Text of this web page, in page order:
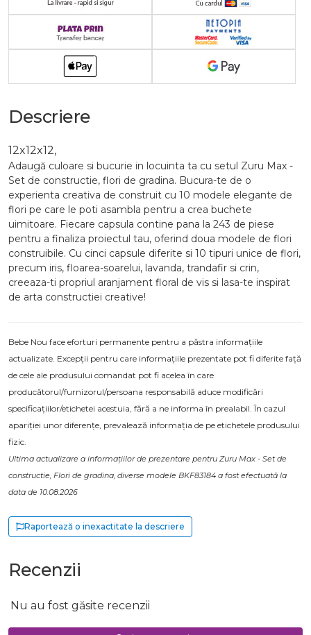
Descriere
12x12x12,
Adaugă culoare si bucurie in locuinta ta cu setul Zuru Max -
Set de constructie, flori de gradina. Bucura-te de o
experienta creativa de construit cu 10 modele elegante de
flori pe care le poti asambla pentru a crea buchete
uimitoare. Fiecare capsula contine pana la 243 de piese
pentru a finaliza proiectul tau, oferind doua modele de flori
construibile. Cu cinci capsule diferite si 10 tipuri unice de flori,
precum iris, floarea-soarelui, lavanda, trandafir si crin,
creeaza-ti propriul aranjament floral de vis si lasa-te inspirat
de arta constructiei creative!
Bebe Nou face eforturi permanente pentru a păstra informațiile
actualizate. Excepții pentru care informațiile prezentate pot fi diferite față
de cele ale produsului comandat pot fi acelea în care
producătorul/furnizorul/persoana responsabilă aduce modificări
specificațiilor/etichetei acestuia, fără a ne informa în prealabil. În cazul
apariției unor diferențe, prevalează informația de pe etichetele produsului
fizic.
Ultima actualizare a informațiilor de prezentare pentru Zuru Max - Set de
constructie, Flori de gradina, diverse modele BKF83184 a fost efectuată la
data de 10.08.2026
Raportează o inexactitate la descriere
Recenzii
Nu au fost găsite recenzii